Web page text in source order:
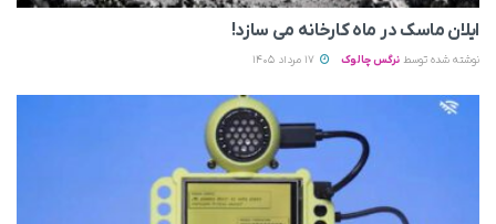
ایلان ماسک در ماه کارخانه می سازد!
نوشته شده توسط نرگس چالوک